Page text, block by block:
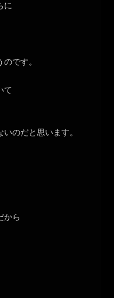
に
です。
て
のだと思います。
から